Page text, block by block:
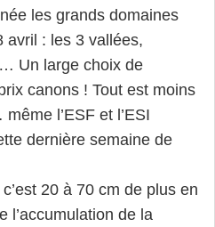
les grands domaines
avril : les 3 vallées,
Un large choix de
canons ! Tout est moins
l’ESF et l’ESI
dernière semaine de
20 à 70 cm de plus en
l’accumulation de la